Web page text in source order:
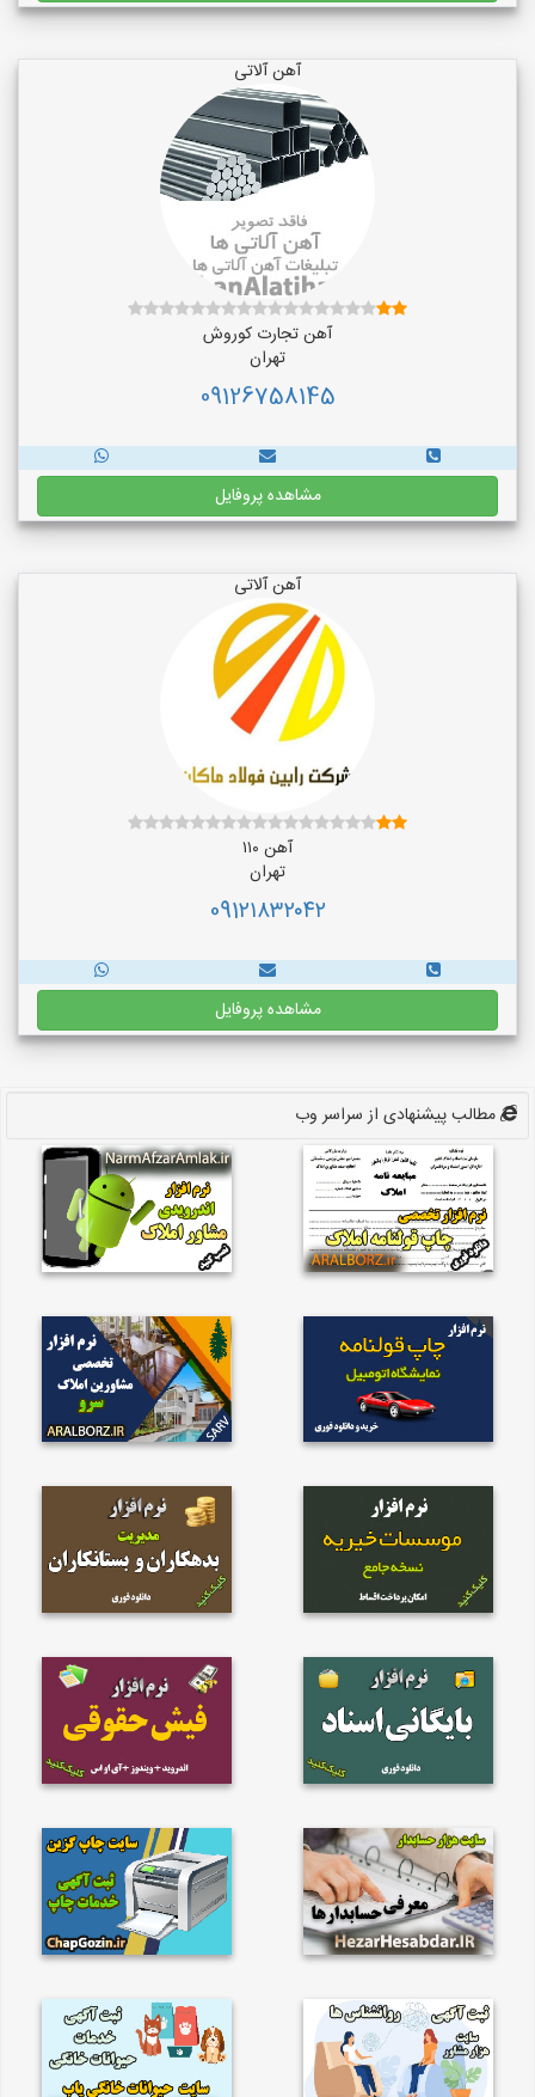
آهن آلاتی
آهن تجارت کوروش
تهران
09126758145
مشاهده پروفایل
آهن آلاتی
آهن ۱۱۰
تهران
091۲۱۸۳۲۰۴۲
مشاهده پروفایل
مطالب پیشنهادی از سراسر وب